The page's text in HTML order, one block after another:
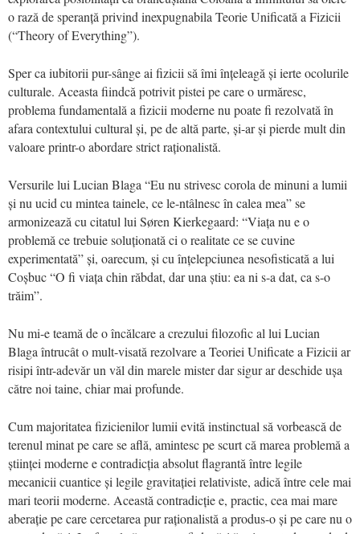
o rază de speranță privind inexpugnabila Teorie Unificată a Fizicii
(“Theory of Everything”).
Sper ca iubitorii pur-sânge ai fizicii să îmi înțeleagă și ierte ocolurile
culturale. Aceasta fiindcă potrivit pistei pe care o urmăresc,
problema fundamentală a fizicii moderne nu poate fi rezolvată în
afara contextului cultural și, pe de altă parte, și-ar și pierde mult din
valoare printr-o abordare strict raționalistă.
Versurile lui Lucian Blaga “Eu nu strivesc corola de minuni a lumii
și nu ucid cu mintea tainele, ce le-ntâlnesc în calea mea” se
armonizează cu citatul lui Søren Kierkegaard: “Viața nu e o
problemă ce trebuie soluționată ci o realitate ce se cuvine
experimentată” și, oarecum, și cu înțelepciunea nesofisticată a lui
Coșbuc “O fi viața chin răbdat, dar una știu: ea ni s-a dat, ca s-o
trăim”.
Nu mi-e teamă de o încălcare a crezului filozofic al lui Lucian
Blaga întrucât o mult-visată rezolvare a Teoriei Unificate a Fizicii ar
risipi într-adevăr un văl din marele mister dar sigur ar deschide ușa
către noi taine, chiar mai profunde.
Cum majoritatea fizicienilor lumii evită instinctual să vorbească de
terenul minat pe care se află, amintesc pe scurt că marea problemă a
științei moderne e contradicția absolut flagrantă între legile
mecanicii cuantice și legile gravitației relativiste, adică între cele mai
mari teorii moderne. Această contradicție e, practic, cea mai mare
aberație pe care cercetarea pur raționalistă a produs-o și pe care nu o